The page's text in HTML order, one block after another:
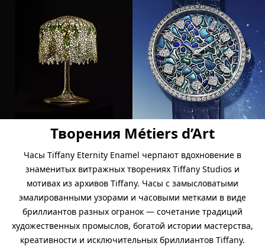
Творения Métiers d’Art
Часы Tiffany Eternity Enamel черпают вдохновение в
знаменитых витражных творениях Tiffany Studios и
мотивах из архивов Tiffany. Часы с замысловатыми
эмалированными узорами и часовыми метками в виде
бриллиантов разных огранок — сочетание традиций
художественных промыслов, богатой истории мастерства,
креативности и исключительных бриллиантов Tiffany.